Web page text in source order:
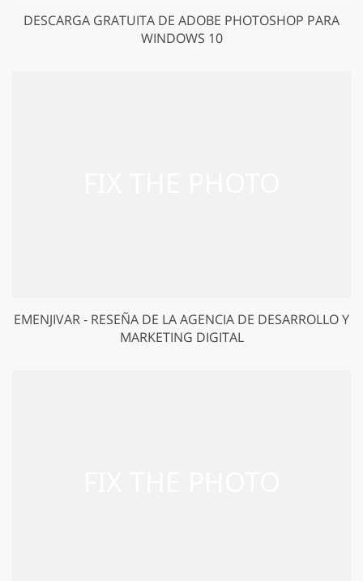
DESCARGA GRATUITA DE ADOBE PHOTOSHOP PARA
WINDOWS 10
EMENJIVAR - RESEÑA DE LA AGENCIA DE DESARROLLO Y
MARKETING DIGITAL